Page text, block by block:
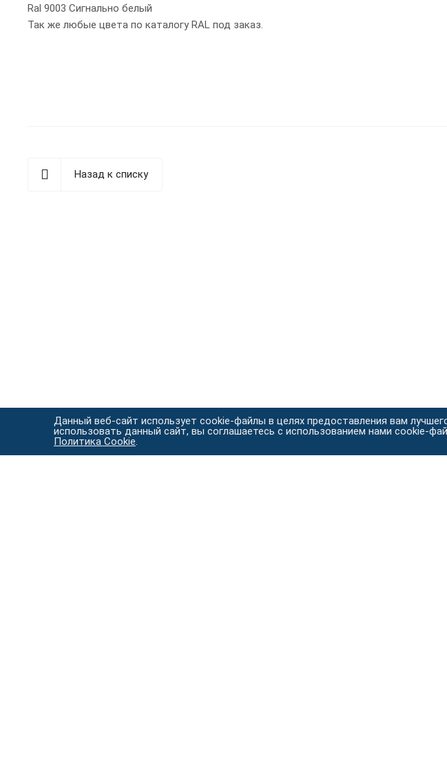
Ral 9003 Сигнально белый
Так же любые цвета по каталогу RAL под заказ.
Назад к списку
Данный веб-сайт использует cookie-файлы в целях предоставления вам
использовать данный сайт, вы соглашаетесь с использованием нами cookie-
Политика Cookie.